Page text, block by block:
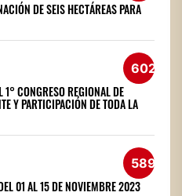
DE SEIS HECTÁREAS PARA
602
1° CONGRESO REGIONAL DE
Y PARTICIPACIÓN DE TODA LA
589
01 AL 15 DE NOVIEMBRE 2023